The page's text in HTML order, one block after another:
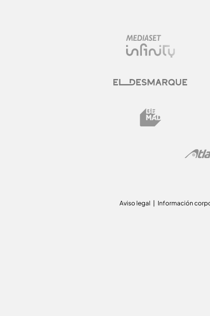
Aviso legal Información